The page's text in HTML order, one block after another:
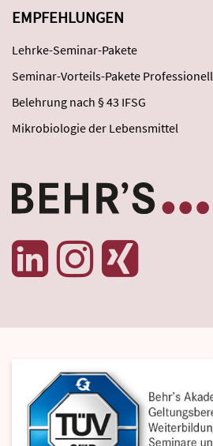
EMPFEHLUNGEN
Lehrke-Seminar-Pakete
Seminar-Vorteils-Pakete Professionell
Belehrung nach § 43 IFSG
Mikrobiologie der Lebensmittel